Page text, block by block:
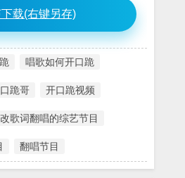
载(右键另存)
唱歌如何开口跪
跪哥 开口跪视频
改歌词翻唱的综艺节目
翻唱节目